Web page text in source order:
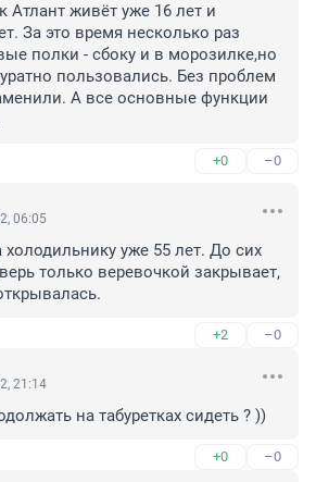
Атлант живёт уже 16 лет и
За это время несколько раз
полки - сбоку и в морозилке,но
пользовались. Без проблем
А все основные функции
+0 –0
06:05
уже 55 лет. До сих
только веревочкой закрывает,
+2 –0
21:14
на табуретках сидеть ? ))
+0 –0